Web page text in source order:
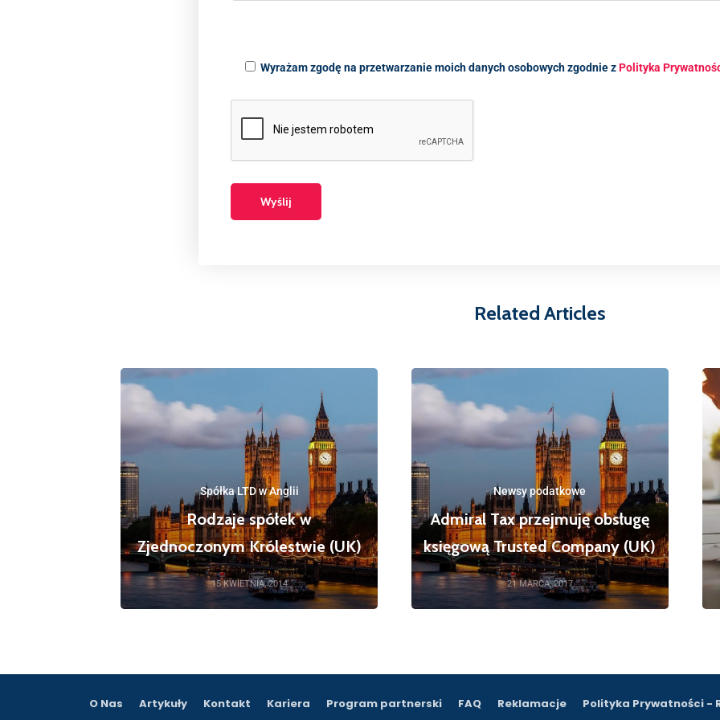
Wyrażam zgodę na przetwarzanie moich danych osobowych zgodnie zPolityka
Related Articles
Spółka LTD w Anglii
Rodzaje spółek w
Zjednoczonym Królestwie (UK)
15 KWIETNIA, 2014
Newsy podatkowe
Admiral Tax przejmuję obsługę
księgową Trusted Company (UK)
21 MARCA, 2017
O Nas Artykuły Kontakt Kariera Program partnerski FAQ Reklamacje Polityka Prywatności -